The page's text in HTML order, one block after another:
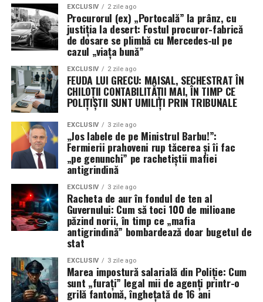
EXCLUSIV 2 zile ago
Procurorul (ex) „Portocală” la prânz, cu
justiția la desert: Fostul procuror-fabrică
de dosare se plimbă cu Mercedes-ul pe
cazul „viața bună”
EXCLUSIV 2 zile ago
FEUDA LUI GRECU: MAISAL, SECHESTRAT ÎN
CHILOȚII CONTABILITĂȚII MAI, ÎN TIMP CE
POLIȚIȘTII SUNT UMILIȚI PRIN TRIBUNALE
EXCLUSIV 3 zile ago
„Jos labele de pe Ministrul Barbu!”:
Fermierii prahoveni rup tăcerea și îi fac
„pe genunchi” pe rachetiștii mafiei
antigrindină
EXCLUSIV 3 zile ago
Racheta de aur în fondul de ten al
Guvernului: Cum să toci 100 de milioane
păzind norii, în timp ce „mafia
antigrindină” bombardează doar bugetul de
stat
EXCLUSIV 3 zile ago
Marea impostură salarială din Poliție: Cum
sunt „furați” legal mii de agenți printr-o
grilă fantomă, înghețată de 16 ani